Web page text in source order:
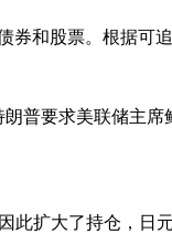
券和股票。根据可
普要求美联储主
此扩大了持仓，日